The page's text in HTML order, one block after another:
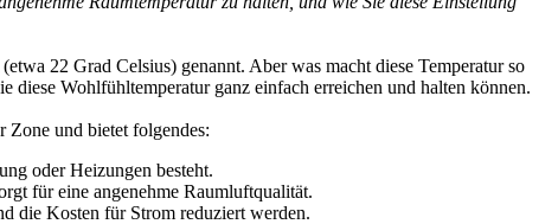
(etwa 22 Grad Celsius) genannt. Aber was macht diese Temperatur so
Wohlfühltemperatur ganz einfach erreichen und halten können.
Zone und bietet folgendes:
oder Heizungen besteht.
für eine angenehme Raumluftqualität.
die Kosten für Strom reduziert werden.